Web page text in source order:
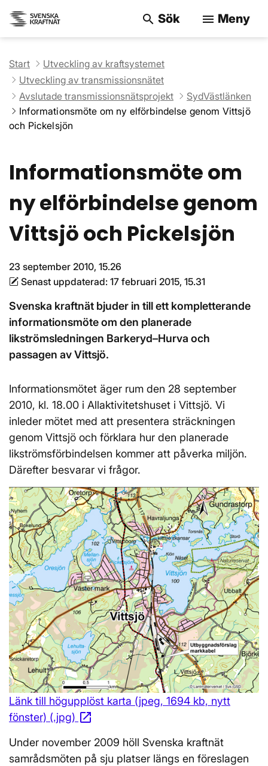
search Sök menu Meny
Start
Utveckling av kraftsystemet
Utveckling av transmissionsnätet
Avslutade transmissionsnätsprojekt
SydVästlänken
Informationsmöte om ny elförbindelse genom Vittsjö
och Pickelsjön
Informationsmöte om
ny elförbindelse genom
Vittsjö och Pickelsjön
23 september 2010, 15.26
Senast uppdaterad: 17 februari 2015, 15.31
Svenska kraftnät bjuder in till ett kompletterande
informationsmöte om den planerade
likströmsledningen Barkeryd–Hurva och
passagen av Vittsjö.
Informationsmötet äger rum den 28 september
2010, kl. 18.00 i Allaktivitetshuset i Vittsjö. Vi
inleder mötet med att presentera sträckningen
genom Vittsjö och förklara hur den planerade
likströmsförbindelsen kommer att påverka miljön.
Därefter besvarar vi frågor.
Länk till högupplöst karta (jpeg, 1694 kb, nytt
fönster) (.jpg) open_in_new
Under november 2009 höll Svenska kraftnät
samrådsmöten på sju platser längs en föreslagen